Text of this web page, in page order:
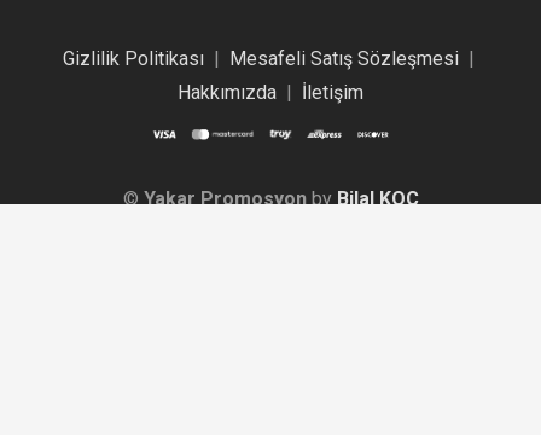
Gizlilik Politikası| Mesafeli Satış Sözleşmesi|
Hakkımızda | İletişim
©Yakar PromosyonbyBilal KOÇ